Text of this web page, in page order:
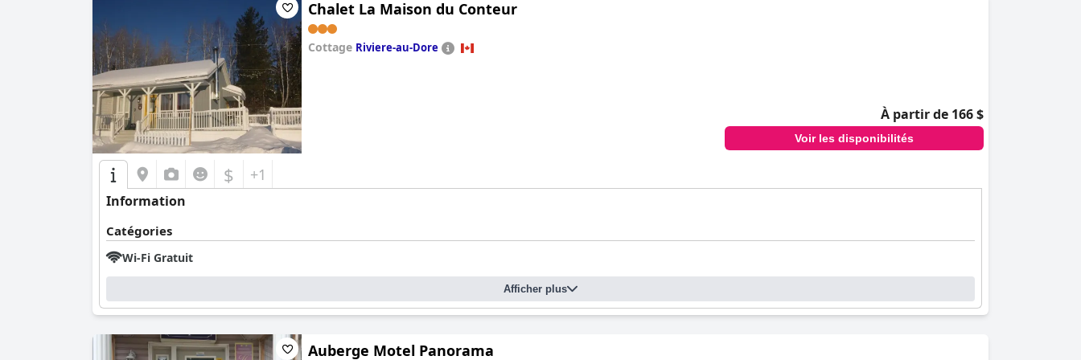
Chalet La Maison du Conteur
Cottage Riviere-au-Dore
À partir de 166 $
Voir les disponibilités
$ +1
Information
Catégories
Wi-Fi Gratuit
Afficher plus
Auberge Motel Panorama